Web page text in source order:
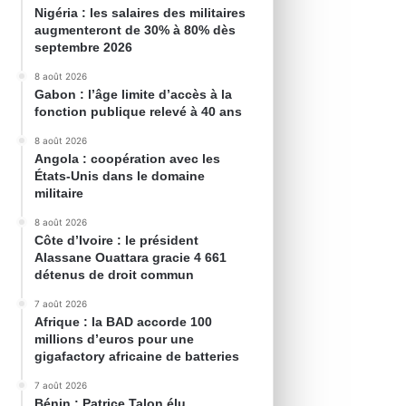
Nigéria : les salaires des militaires
augmenteront de 30% à 80% dès
septembre 2026
8 août 2026
Gabon : l’âge limite d’accès à la
fonction publique relevé à 40 ans
8 août 2026
Angola : coopération avec les
États-Unis dans le domaine
militaire
8 août 2026
Côte d’Ivoire : le président
Alassane Ouattara gracie 4 661
détenus de droit commun
7 août 2026
Afrique : la BAD accorde 100
millions d’euros pour une
gigafactory africaine de batteries
7 août 2026